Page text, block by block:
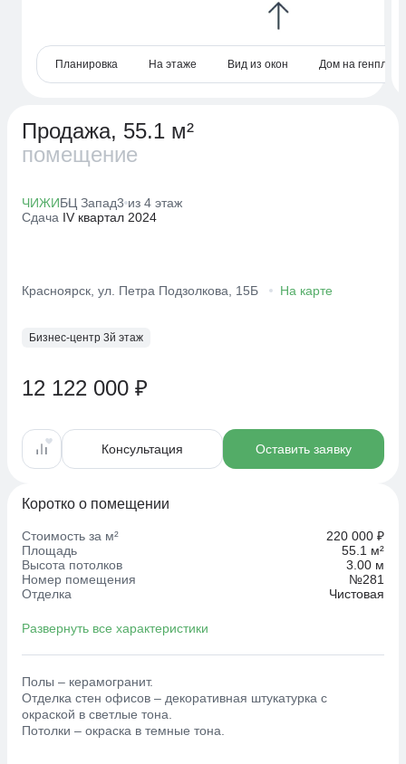
Планировка На этаже Вид из окон Дом на генплане
Продажа, 55.1 м²
помещение
ЧИЖИБЦ Запад3 из 4 этаж
Сдача IV квартал 2024
Красноярск, ул. Петра Подзолкова, 15Б На карте
Бизнес-центр 3й этаж
12 122 000 ₽
Оставить заявку
Консультация
Коротко о помещении
Стоимость за м²
220 000 ₽
Площадь
55.1 м²
Высота потолков
3.00 м
Номер помещения
№281
Отделка
Чистовая
Развернуть все характеристики
Полы – керамогранит.
Отделка стен офисов – декоративная штукатурка с
окраской в светлые тона.
Потолки – окраска в темные тона.